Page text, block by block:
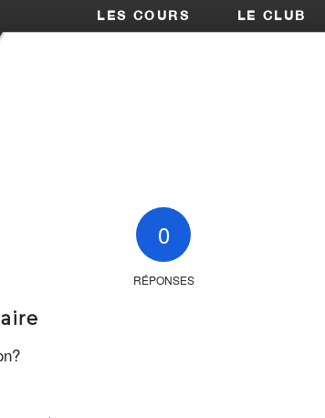
LES COURS LE CLUB
0
RÉPONSES